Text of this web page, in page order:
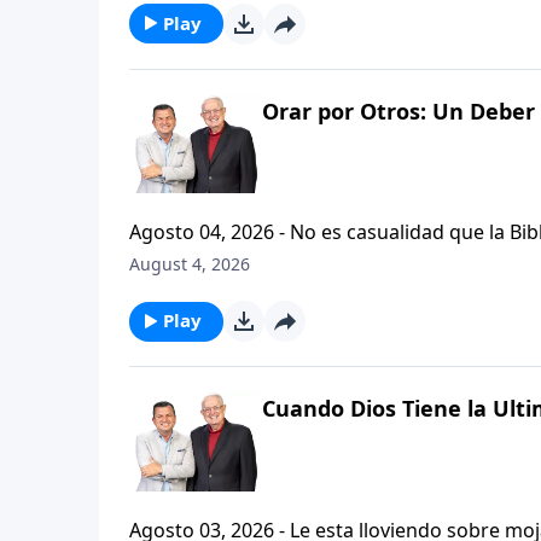
Play
Orar por Otros: Un Deber
Agosto 04, 2026 - No es casualidad que la Biblia contenga
profetas, apostoles...de gente comun y
especifica.
August 4, 2026
Play
Cuando Dios Tiene la
Agosto 03, 2026 - Le esta lloviendo sobre mojado? Siente que el dolor y el sufrimiento se han